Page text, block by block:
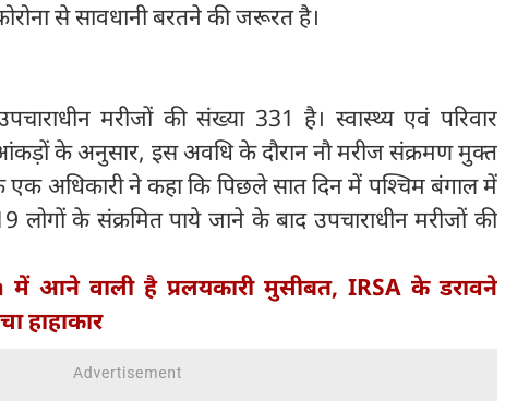
से सावधानी बरतने की जरूरत है।
मरीजों की संख्या 331 है। स्वास्थ्य एवं परिवार
के अनुसार, इस अवधि के दौरान नौ मरीज संक्रमण मुक्त
एक अधिकारी ने कहा कि पिछले सात दिन में पश्चिम बंगाल में
लोगों के संक्रमित पाये जाने के बाद उपचाराधीन मरीजों की
आने वाली है प्रलयकारी मुसीबत, IRSA के डरावने
हाहाकार